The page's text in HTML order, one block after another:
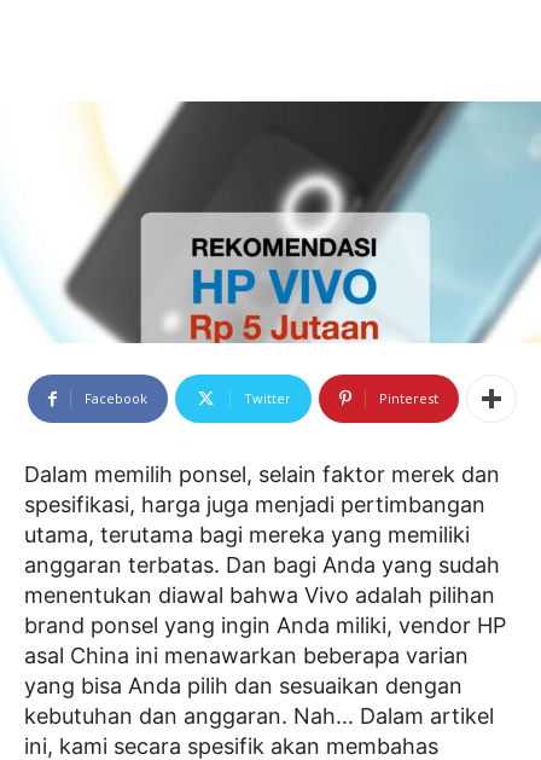
Facebook Twitter Pinterest
Dalam memilih ponsel, selain faktor merek dan
spesifikasi, harga juga menjadi pertimbangan
utama, terutama bagi mereka yang memiliki
anggaran terbatas. Dan bagi Anda yang sudah
menentukan diawal bahwa Vivo adalah pilihan
brand ponsel yang ingin Anda miliki, vendor HP
asal China ini menawarkan beberapa varian
yang bisa Anda pilih dan sesuaikan dengan
kebutuhan dan anggaran. Nah... Dalam artikel
ini, kami secara spesifik akan membahas